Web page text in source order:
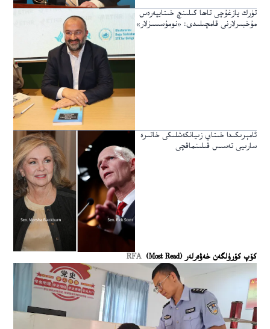
تۈرك يازغۇچى تاھا كىلىنچ خىتايپەرەس
مۇخبىرلارنى قامچىلىدى: «نومۇسسىزلار»
ئامېرىكىدا خىتاي زىيانكەشلىكى خاتىرە
سارىيى تەسىس قىلىنماقچى
كۆپ كۆرۈلگەن خەۋەرلەر (Most Read) RFA